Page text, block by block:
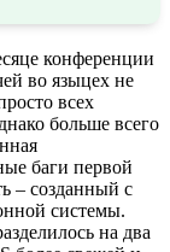
конференции
во языцех не
всех
больше всего
баги первой
– созданный с
системы.
на два